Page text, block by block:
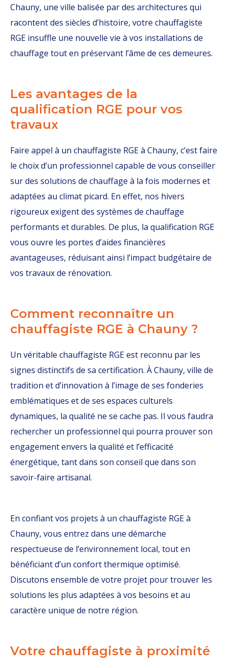
Chauny, une ville balisée par des architectures qui
racontent des siècles d’histoire, votre chauffagiste
RGE insuffle une nouvelle vie à vos installations de
chauffage tout en préservant l’âme de ces demeures.
Les avantages de la
qualification RGE pour vos
travaux
Faire appel à un chauffagiste RGE à Chauny, c’est faire
le choix d’un professionnel capable de vous conseiller
sur des solutions de chauffage à la fois modernes et
adaptées au climat picard. En effet, nos hivers
rigoureux exigent des systèmes de chauffage
performants et durables. De plus, la qualification RGE
vous ouvre les portes d’aides financières
avantageuses, réduisant ainsi l’impact budgétaire de
vos travaux de rénovation.
Comment reconnaître un
chauffagiste RGE à Chauny ?
Un véritable chauffagiste RGE est reconnu par les
signes distinctifs de sa certification. À Chauny, ville de
tradition et d’innovation à l’image de ses fonderies
emblématiques et de ses espaces culturels
dynamiques, la qualité ne se cache pas. Il vous faudra
rechercher un professionnel qui pourra prouver son
engagement envers la qualité et l’efficacité
énergétique, tant dans son conseil que dans son
savoir-faire artisanal.
En confiant vos projets à un chauffagiste RGE à
Chauny, vous entrez dans une démarche
respectueuse de l’environnement local, tout en
bénéficiant d’un confort thermique optimisé.
Discutons ensemble de votre projet pour trouver les
solutions les plus adaptées à vos besoins et au
caractère unique de notre région.
Votre chauffagiste à proximité